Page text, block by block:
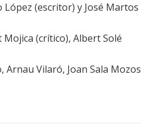
(escritor) y José Martos
(crítico), Albert Solé
Vilaró, Joan Sala Mozos